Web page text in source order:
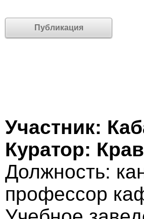
Публикация
Участник:
Куратор:
Должность:
профессор